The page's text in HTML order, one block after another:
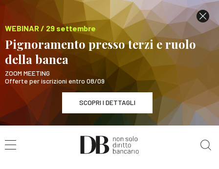
WEBINAR / 29 settembre
Pignoramento presso terzi e ruolo
della banca
ZOOM MEETING
Offerte per iscrizioni entro 08/09
SCOPRI I DETTAGLI
WEBINAR / 29 settembre
Pignoramento presso terzi e ruolo della banca